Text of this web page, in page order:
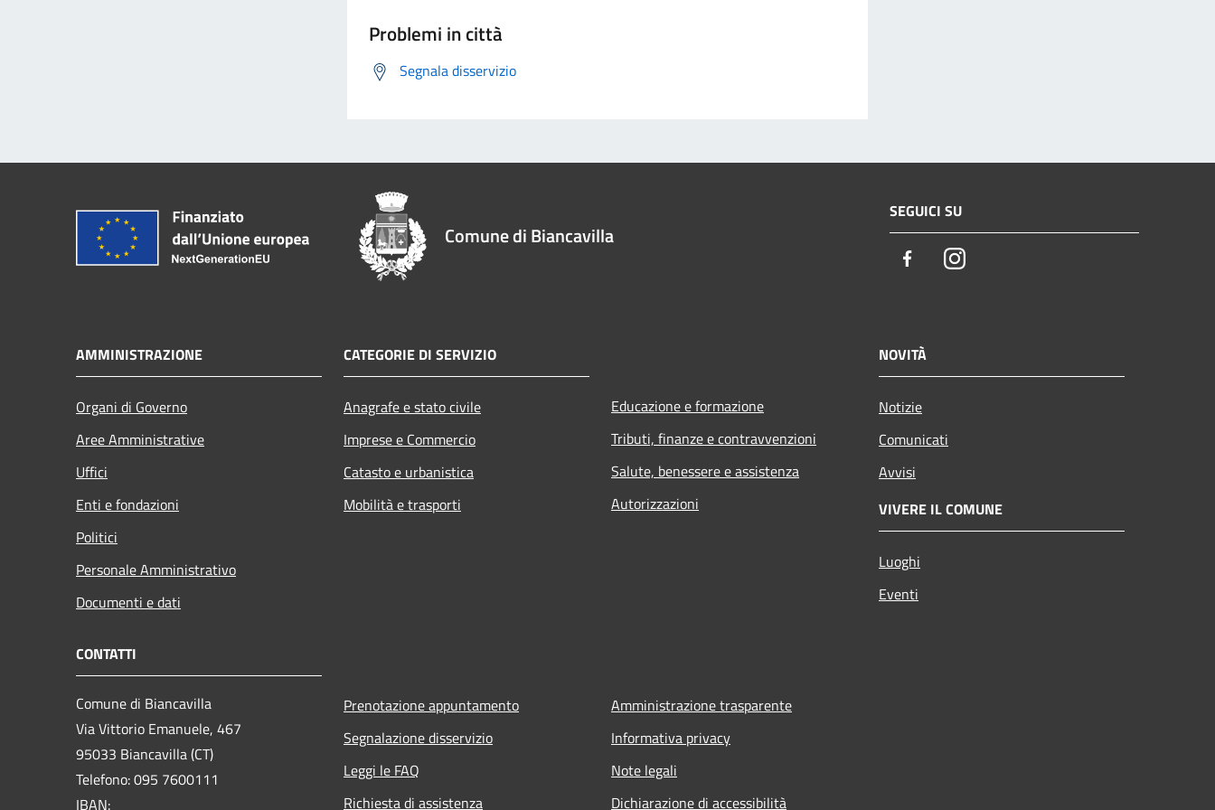
Problemi in città
Segnala disservizio
Comune di Biancavilla
SEGUICI SU
FacebookInstagram
AMMINISTRAZIONE
Organi di Governo
Aree Amministrative
Uffici
Enti e fondazioni
Politici
Personale Amministrativo
Documenti e dati
CATEGORIE DI SERVIZIO
Anagrafe e stato civile
Imprese e Commercio
Catasto e urbanistica
Mobilità e trasporti
Educazione e formazione
Tributi, finanze e contravvenzioni
Salute, benessere e assistenza
Autorizzazioni
NOVITÀ
Notizie
Comunicati
Avvisi
VIVERE IL COMUNE
Luoghi
Eventi
CONTATTI
Comune di Biancavilla
Via Vittorio Emanuele, 467
95033 Biancavilla (CT)
Telefono: 095 7600111
IBAN:
Prenotazione appuntamento
Segnalazione disservizio
Leggi le FAQ
Richiesta di assistenza
Amministrazione trasparente
Informativa privacy
Note legali
Dichiarazione di accessibilità